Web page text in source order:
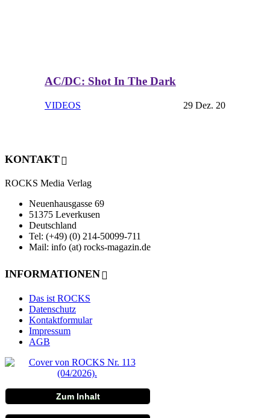
AC/DC: Shot In The Dark
VIDEOS 29 Dez. 20
KONTAKT
ROCKS Media Verlag
Neuenhausgasse 69
51375 Leverkusen
Deutschland
Tel: (+49) (0) 214-50099-711
Mail: info (at) rocks-magazin.de
INFORMATIONEN
Das ist ROCKS
Datenschutz
Kontaktformular
Impressum
AGB
Zum Inhalt